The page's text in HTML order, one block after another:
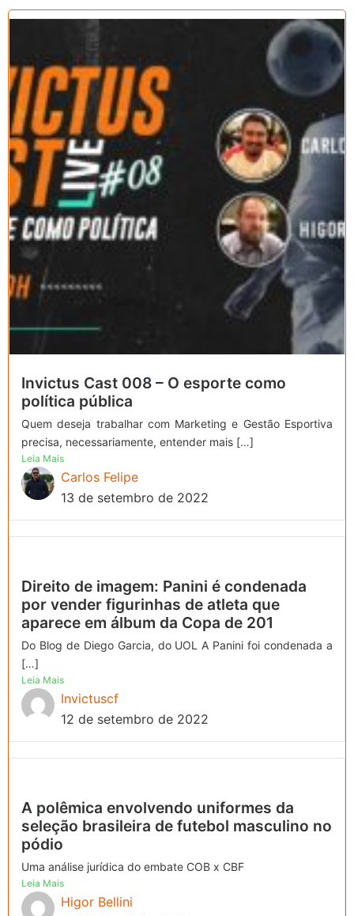
Invictus Cast 008 – O esporte como
política pública
Quem deseja trabalhar com Marketing e Gestão Esportiva
precisa, necessariamente, entender mais […]
Leia Mais
Carlos Felipe
13 de setembro de 2022
Direito de imagem: Panini é condenada
por vender figurinhas de atleta que
aparece em álbum da Copa de 201
Do Blog de Diego Garcia, do UOL A Panini foi condenada a
[…]
Leia Mais
Invictuscf
12 de setembro de 2022
A polêmica envolvendo uniformes da
seleção brasileira de futebol masculino no
pódio
Uma análise jurídica do embate COB x CBF
Leia Mais
Higor Bellini